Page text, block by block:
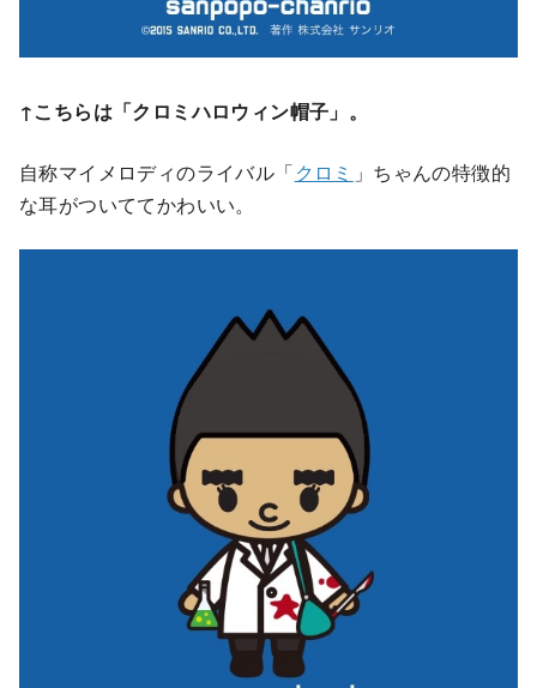
↑こちらは「クロミハロウィン帽子」。
自称マイメロディのライバル「クロミ 」ちゃんの特徴的
な耳がついててかわいい。